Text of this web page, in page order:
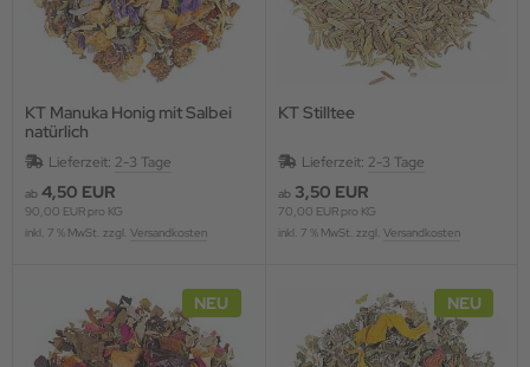
KT Manuka Honig mit Salbei
natürlich
Lieferzeit: 2-3 Tage
ab 4,50 EUR
90,00 EUR pro KG
inkl. 7 % MwSt. zzgl. Versandkosten
KT Stilltee
Lieferzeit: 2-3 Tage
ab 3,50 EUR
70,00 EUR pro KG
inkl. 7 % MwSt. zzgl. Versandkosten
NEU NEU